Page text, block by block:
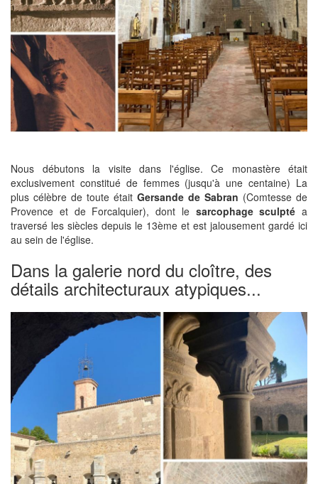
Nous débutons la visite dans l'église. Ce monastère était
exclusivement constitué de femmes (jusqu'à une centaine) La
plus célèbre de toute était Gersande de Sabran (Comtesse de
Provence et de Forcalquier), dont le sarcophage sculpté a
traversé les siècles depuis le 13ème et est jalousement gardé ici
au sein de l'église.
Dans la galerie nord du cloître, des
détails architecturaux atypiques...